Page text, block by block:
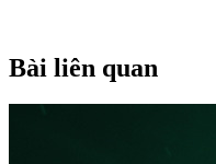
Bài liên quan